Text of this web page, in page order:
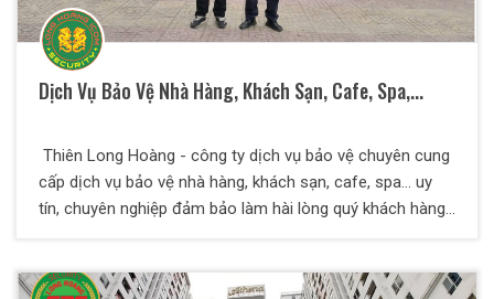
Dịch Vụ Bảo Vệ Nhà Hàng, Khách Sạn, Cafe, Spa,...
Thiên Long Hoàng - công ty dịch vụ bảo vệ chuyên cung
cấp dịch vụ bảo vệ nhà hàng, khách sạn, cafe, spa... uy
tín, chuyên nghiệp đảm bảo làm hài lòng quý khách hàng